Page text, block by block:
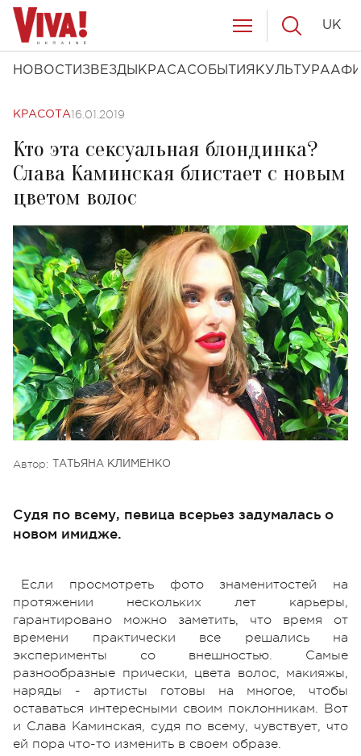
НОВОСТИ ЗВЕЗДЫ КРАСАСОБЫТИЯ КУЛЬТУРА
UK
КРАСОТА16.01.2019
Кто эта сексуальная блондинка?
Слава Каминская блистает с новым
цветом волос
Автор: ТАТЬЯНА КЛИМЕНКО
Судя по всему, певица всерьез задумалась о
новом имидже.
Если просмотреть фото знаменитостей на
протяжении нескольких лет карьеры,
гарантировано можно заметить, что время от
времени практически все решались на
эксперименты со внешностью. Самые
разнообразные прически, цвета волос, макияжы,
наряды - артисты готовы на многое, чтобы
оставаться интересными своим поклонникам. Вот
и Слава Каминская, судя по всему, чувствует, что
ей пора что-то изменить в своем образе.